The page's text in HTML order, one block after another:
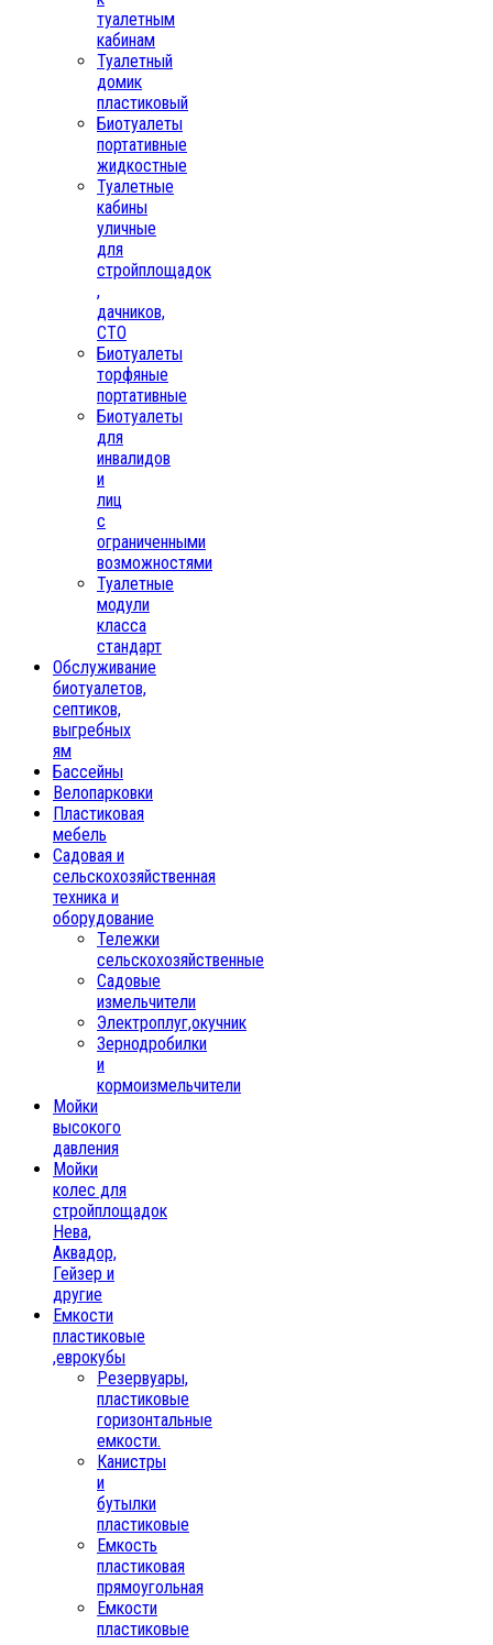
туалетным
кабинам
Туалетный
домик
пластиковый
Биотуалеты
портативные
жидкостные
Туалетные
кабины
уличные
для
стройплощадок
,
дачников,
СТО
Биотуалеты
торфяные
портативные
Биотуалеты
для
инвалидов
и
лиц
с
ограниченными
возможностями
Туалетные
модули
класса
стандарт
Обслуживание
биотуалетов,
септиков,
выгребных
ям
Бассейны
Велопарковки
Пластиковая
мебель
Садовая и
сельскохозяйственная
техника и
оборудование
Тележки
сельскохозяйственные
Садовые
измельчители
Электроплуг,окучник
Зернодробилки
и
кормоизмельчители
Мойки
высокого
давления
Мойки
колес для
стройплощадок
Нева,
Аквадор,
Гейзер и
другие
Емкости
пластиковые
,еврокубы
Резервуары,
пластиковые
горизонтальные
емкости.
Канистры
и
бутылки
пластиковые
Емкость
пластиковая
прямоугольная
Емкости
пластиковые